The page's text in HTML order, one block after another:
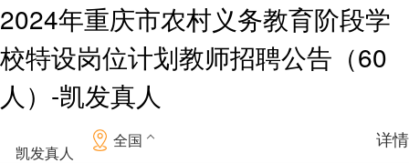
2024年重庆市农村义务教育阶段学
校特设岗位计划教师招聘公告（60
人）-凯发真人
凯发真人
全国 详情